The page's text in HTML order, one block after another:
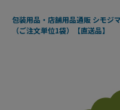
包装用品・店舗用品通販 シモジ
（ご注文単位1袋）【直送品】